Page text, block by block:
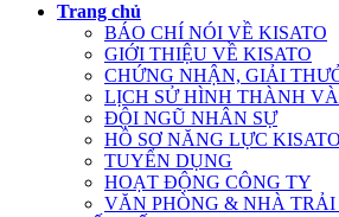
Trang chủ
BÁO CHÍ NÓI VỀ KISATO
GIỚI THIỆU VỀ KISATO
CHỨNG NHẬN, GIẢI
LỊCH SỬ HÌNH THÀNH
ĐỘI NGŨ NHÂN SỰ
HỒ SƠ NĂNG LỰC KISATO
TUYỂN DỤNG
HOẠT ĐỘNG CÔNG TY
VĂN PHÒNG & NHÀ